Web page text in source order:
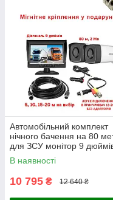
Автомобільний комплект
нічного бачення на 80
для ЗСУ монітор 9
камери
В наявності
10 795 ₴ 12 640 ₴